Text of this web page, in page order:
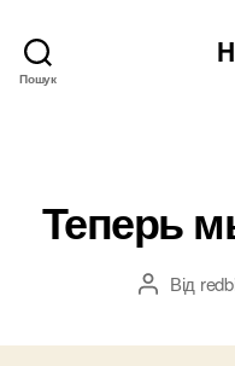
Пошук
Теперь
Автор
Від